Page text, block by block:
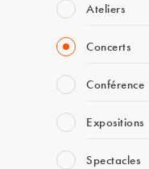
Ateliers
Concerts
Conférence
Expositions
Spectacles